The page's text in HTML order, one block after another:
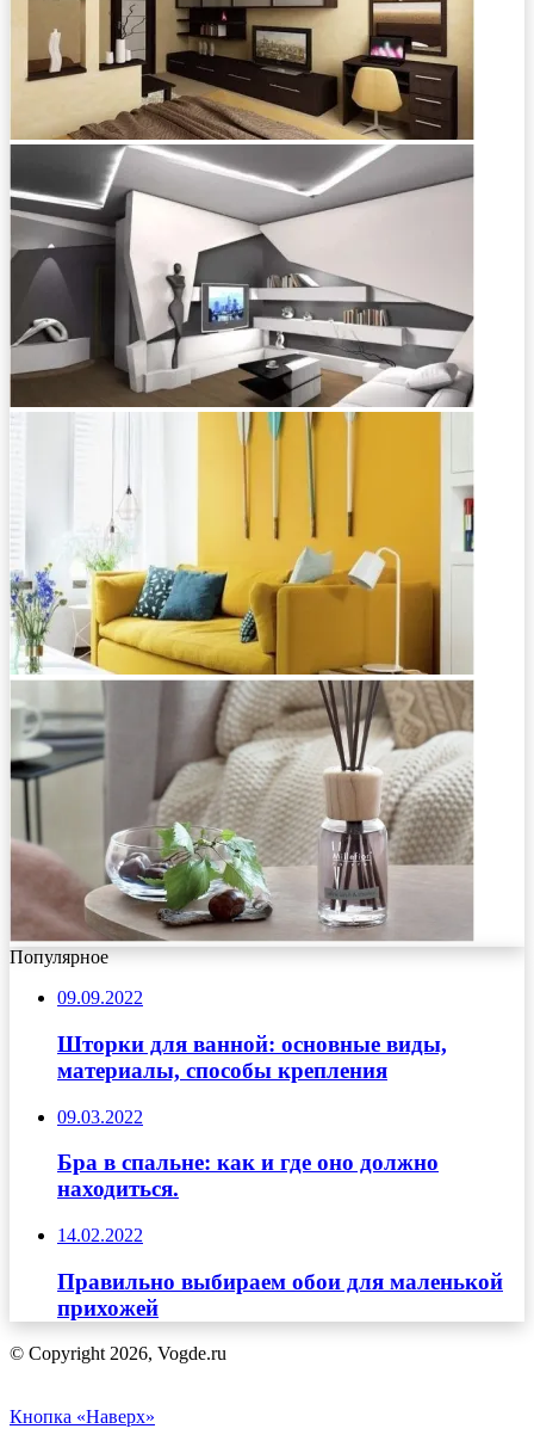
Популярное
09.09.2022
Шторки для ванной: основные виды,
материалы, способы крепления
09.03.2022
Бра в спальне: как и где оно должно
находиться.
14.02.2022
Правильно выбираем обои для маленькой
прихожей
© Copyright 2026, Vogde.ru
Кнопка «Наверх»